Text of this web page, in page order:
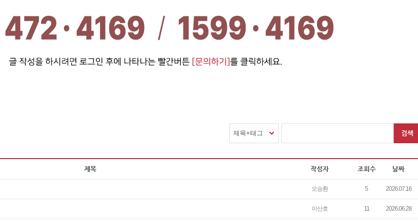
제목+태그
오승환 5 2026.07.16
이산호 11 2026.06.28